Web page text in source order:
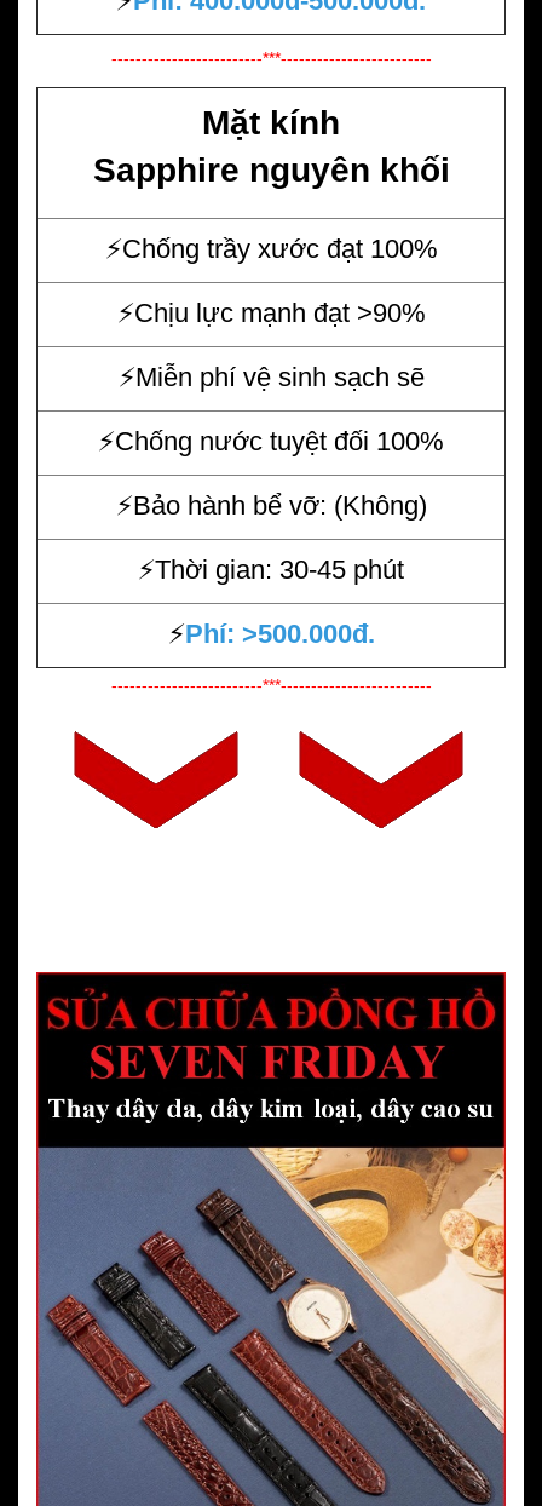
-------------------------***-------------------------
Mặt kính
Sapphire nguyên khối
⚡️Chống trầy xước đạt 100%
⚡️Chịu lực mạnh đạt >90%
⚡️Miễn phí vệ sinh sạch sẽ
⚡️Chống nước tuyệt đối 100%
⚡️Bảo hành bể vỡ: (Không)
⚡️Thời gian: 30-45 phút
⚡️Phí: >500.000đ.
-------------------------***-------------------------